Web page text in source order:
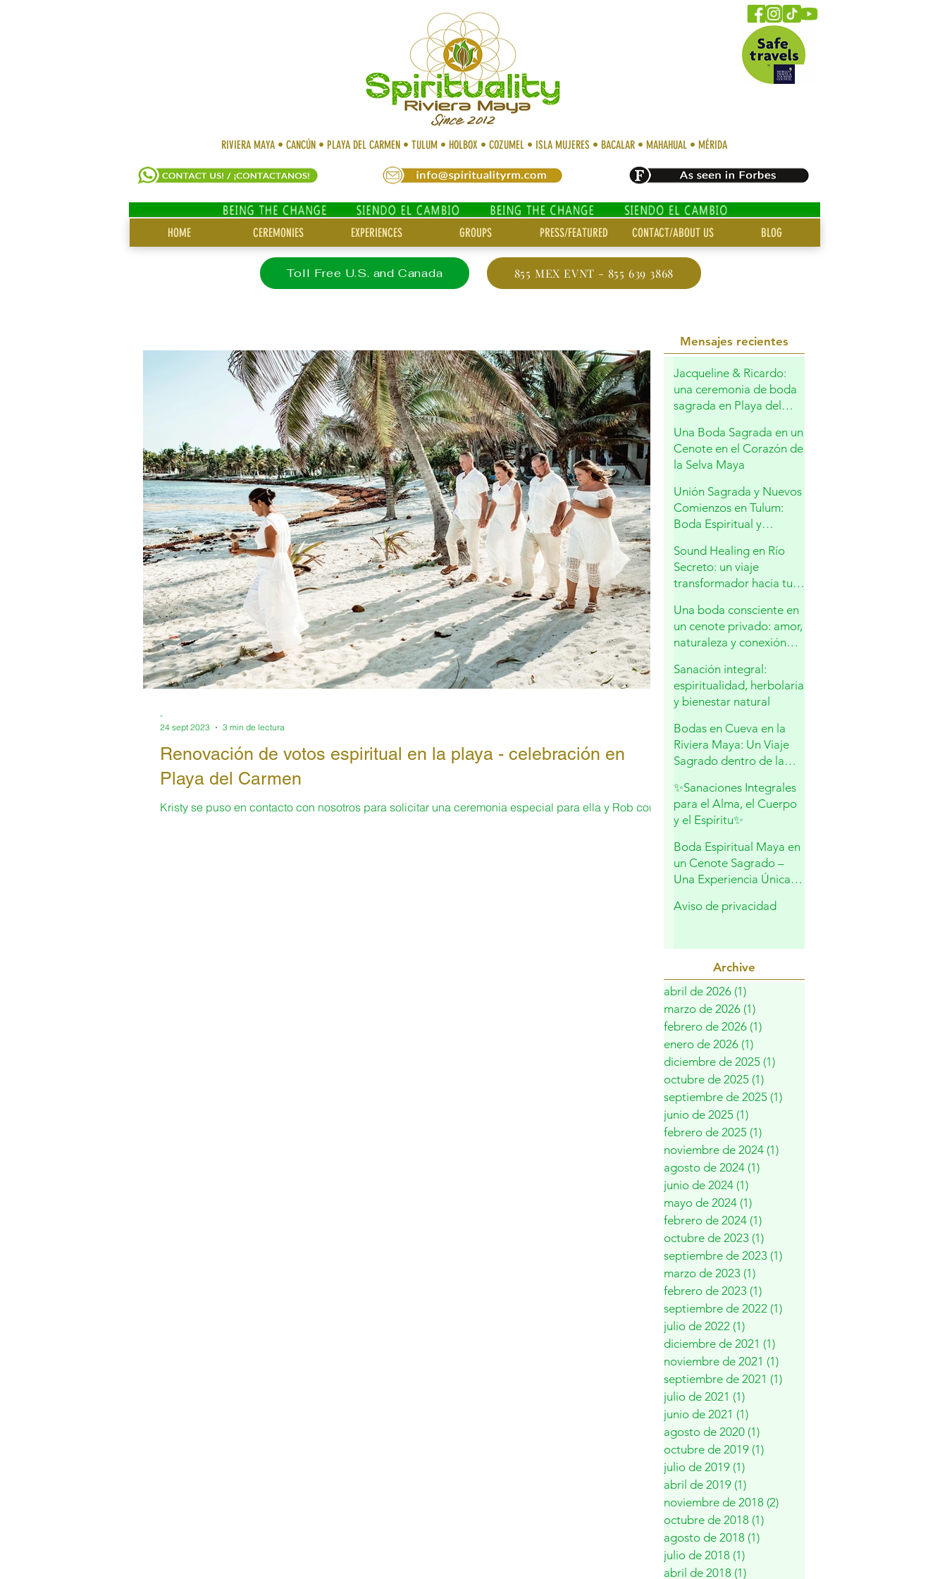
RIVIERA MAYA • CANCÚN • PLAYA DEL CARMEN • TULUM • HOLBOX • COZUMEL • ISLA MUJERES • BACALAR • MAHAHUAL • MÉRIDA
HOME CEREMONIES EXPERIENCES GROUPS PRESS/FEATURED CONTACT/ABOUT US BLOG
Toll Free U.S. and Canada 855 MEX EVNT - 855 639 3868
Renovación de votos espiritual en la playa - celebración en
Playa del Carmen
Kristy se puso en contacto con nosotros para solicitar una ceremonia especial para ella y Rob con
-
24 sept 2023
3 min de lectura
Mensajes recientes
Jacqueline & Ricardo:
una ceremonia de boda
sagrada en Playa del
Una Boda Sagrada en un
Cenote en el Corazón de
la Selva Maya
Unión Sagrada y Nuevos
Comienzos en Tulum:
Boda Espiritual y
Riviera Maya
Sound Healing en Río
Secreto: un viaje
transformador hacia tu
Una boda consciente en
un cenote privado: amor,
naturaleza y conexión
Sanación integral:
espiritualidad, herbolaria
y bienestar natural
Bodas en Cueva en la
Riviera Maya: Un Viaje
Sagrado dentro de la
✨Sanaciones Integrales
para el Alma, el Cuerpo
y el Espíritu✨
Boda Espiritual Maya en
un Cenote Sagrado –
Una Experiencia Única
Aviso de privacidad
Archive
abril de 2026 (1)
marzo de 2026 (1)
febrero de 2026 (1)
enero de 2026 (1)
diciembre de 2025 (1)
octubre de 2025 (1)
septiembre de 2025 (1)
junio de 2025 (1)
febrero de 2025 (1)
noviembre de 2024 (1)
agosto de 2024 (1)
junio de 2024 (1)
mayo de 2024 (1)
febrero de 2024 (1)
octubre de 2023 (1)
septiembre de 2023 (1)
marzo de 2023 (1)
febrero de 2023 (1)
septiembre de 2022 (1)
julio de 2022 (1)
diciembre de 2021 (1)
noviembre de 2021 (1)
septiembre de 2021 (1)
julio de 2021 (1)
junio de 2021 (1)
agosto de 2020 (1)
octubre de 2019 (1)
julio de 2019 (1)
abril de 2019 (1)
noviembre de 2018 (2)
octubre de 2018 (1)
agosto de 2018 (1)
julio de 2018 (1)
abril de 2018 (1)